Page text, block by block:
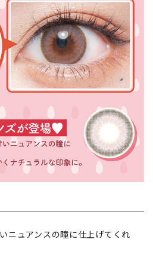
ニュアンスの瞳に仕上げてくれ